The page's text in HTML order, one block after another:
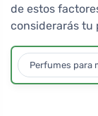
de estos
considerarás tu
Perfumes para